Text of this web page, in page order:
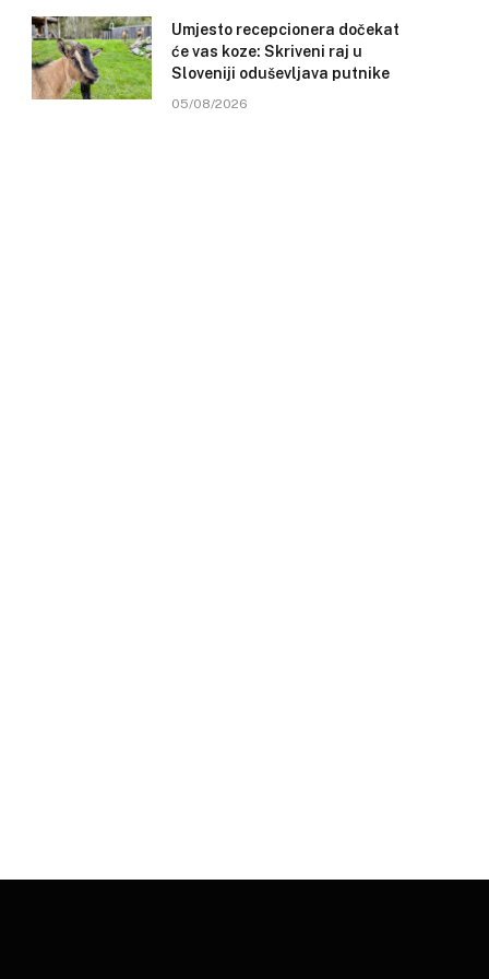
Umjesto recepcionera dočekat
će vas koze: Skriveni raj u
Sloveniji oduševljava putnike
05/08/2026